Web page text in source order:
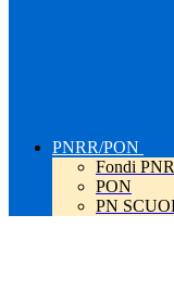
PNRR/PON
Fondi
PON
PN